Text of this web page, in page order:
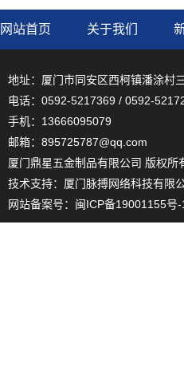
网站首页 关于我们
地址：厦门市同安区西柯镇潘涂村
电话：0592-5217369 / 0592-
手机：13666095079
邮箱：895725787@qq.com
厦门鼎星五金制品有限公司 版权
技术支持： 厦门脉搏网络科技有限
网站备案号： 闽ICP备19001155号-